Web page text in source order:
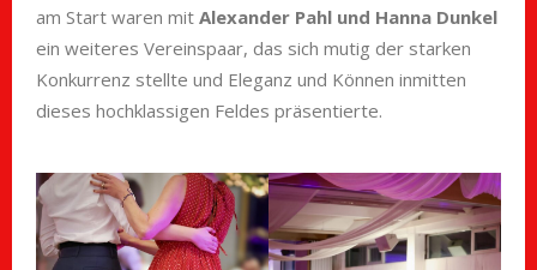
am Start waren mit Alexander Pahl und Hanna Dunkel
ein weiteres Vereinspaar, das sich mutig der starken
Konkurrenz stellte und Eleganz und Können inmitten
dieses hochklassigen Feldes präsentierte.